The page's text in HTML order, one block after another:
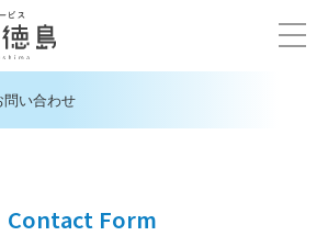
問い合わせ
Contact Form